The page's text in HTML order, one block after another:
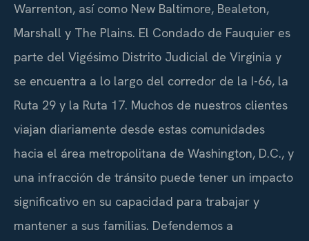
Warrenton, así como New Baltimore, Bealeton,
Marshall y The Plains. El Condado de Fauquier es
parte del Vigésimo Distrito Judicial de Virginia y
se encuentra a lo largo del corredor de la I-66, la
Ruta 29 y la Ruta 17. Muchos de nuestros clientes
viajan diariamente desde estas comunidades
hacia el área metropolitana de Washington, D.C., y
una infracción de tránsito puede tener un impacto
significativo en su capacidad para trabajar y
mantener a sus familias. Defendemos a